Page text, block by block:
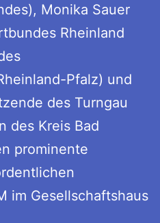
Monika Sauer
Rheinland
Pfalz) und
des Turngau
des Kreis Bad
prominente
im Gesellschaftshaus